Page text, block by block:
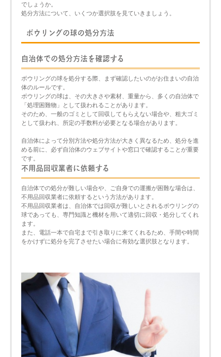
でしょうか。
処分方法について、いくつか選択肢を見ていきましょう。
ボウリングの球の処分方法
自治体での処分方法を確認する
ボウリングの球を処分する際、まず確認したいのがお住まいの自治
体のルールです。
ボウリングの球は、その大きさや素材、重量から、多くの自治体で
「処理困難物」として扱われることがあります。
そのため、一般のゴミとして回収してもらえない場合や、粗大ゴミ
として扱われ、所定の手数料が必要となる場合があります。
自治体によって分別方法や処分方法が大きく異なるため、処分を進
める前に、必ず自治体のウェブサイトや窓口で確認することが重要
です。
不用品回収業者に依頼する
自治体での処分が難しい場合や、ご自身での運搬が困難な場合は、
不用品回収業者に依頼するという方法があります。
不用品回収業者は、自治体では回収が難しいとされるボウリングの
球であっても、専門知識と機材を用いて適切に回収・処分してくれ
ます。
また、電話一本で自宅まで引き取りに来てくれるため、手間や時間
をかけずに処分を完了させたい場合に有効な選択肢となります。